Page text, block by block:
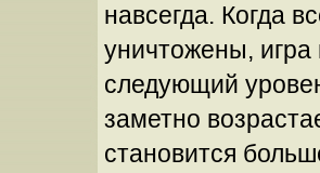
навсегда. Когда
уничтожены, игра
следующий
заметно
становится